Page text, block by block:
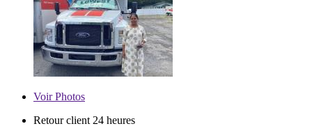
VoirPhotos
Retour client 24 heures